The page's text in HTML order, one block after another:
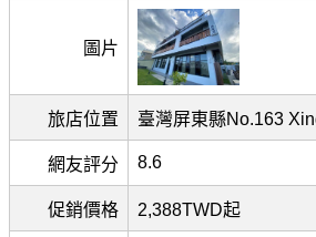
圖片
旅店位置 臺灣屏東縣No.163
網友評分 8.6
促銷價格 2,388TWD起